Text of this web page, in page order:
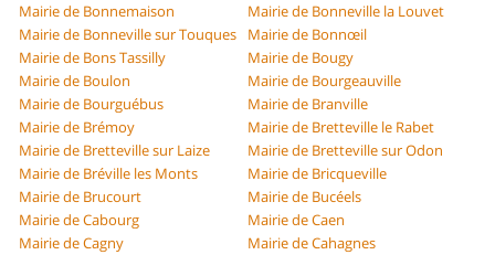
Mairie de Bonnemaison
Mairie de Bonneville la Louvet
Mairie de Bonneville sur Touques
Mairie de Bonnœil
Mairie de Bons Tassilly
Mairie de Bougy
Mairie de Boulon
Mairie de Bourgeauville
Mairie de Bourguébus
Mairie de Branville
Mairie de Brémoy
Mairie de Bretteville le Rabet
Mairie de Bretteville sur Laize
Mairie de Bretteville sur Odon
Mairie de Bréville les Monts
Mairie de Bricqueville
Mairie de Brucourt
Mairie de Bucéels
Mairie de Cabourg
Mairie de Caen
Mairie de Cagny
Mairie de Cahagnes